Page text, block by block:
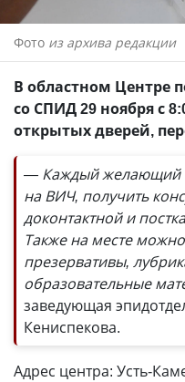
Фото из архива редакции
В областном Центре
со СПИД 29 ноября с
открытых дверей,
— Каждый желающий
на ВИЧ, получить
доконтактной и
Также на месте
презервативы,
образовательные
заведующая
Кениспекова.
Адрес центра: Усть-